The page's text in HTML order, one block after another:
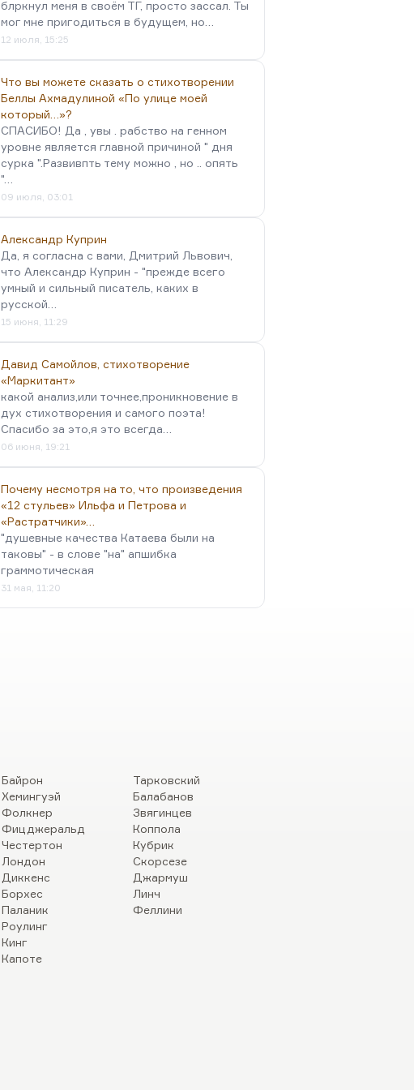
блркнул меня в своём ТГ, просто зассал. Ты
мог мне пригодиться в будущем, но…
12 июля, 15:25
Что вы можете сказать о стихотворении
Беллы Ахмадулиной «По улице моей
который…»?
СПАСИБО! Да , увы . рабство на генном
уровне является главной причиной " дня
сурка ".Развивпть тему можно , но .. опять
"…
09 июля, 03:01
Александр Куприн
Да, я согласна с вами, Дмитрий Львович,
что Александр Куприн - "прежде всего
умный и сильный писатель, каких в
русской…
15 июня, 11:29
Давид Самойлов, стихотворение
«Маркитант»
какой анализ,или точнее,проникновение в
дух стихотворения и самого поэта!
Спасибо за это,я это всегда…
06 июня, 19:21
Почему несмотря на то, что произведения
«12 стульев» Ильфа и Петрова и
«Растратчики»…
"душевные качества Катаева были на
таковы" - в слове "на" апшибка
граммотическая
31 мая, 11:20
Байрон
Хемингуэй
Фолкнер
Фицджеральд
Честертон
Лондон
Диккенс
Борхес
Паланик
Роулинг
Кинг
Капоте
Тарковский
Балабанов
Звягинцев
Коппола
Кубрик
Скорсезе
Джармуш
Линч
Феллини